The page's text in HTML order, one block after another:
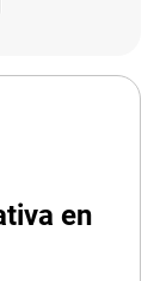
en